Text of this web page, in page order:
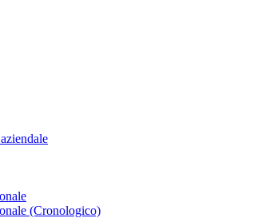
(Cronologico)